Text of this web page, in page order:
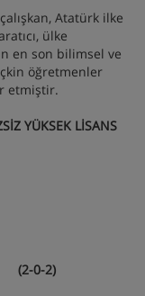
Atatürk ilke
ülke
en son bilimsel ve
öğretmenler
etmiştir.
YÜKSEK LİSANS